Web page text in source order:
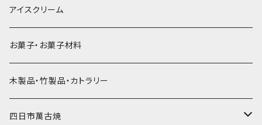
氷アイテム
無添加瓶シロップ
発泡スチロールプリント柄
プラスチック・スプーン
プラスチック・スプーンストロー
コンデンスミルク・練乳・あんこ
かき氷セット
その他かき氷用品
ドライアイス8ｋｇ
ドライアイス10ｋｇ
ドライアイス15ｋｇ
ドライアイス20ｋｇ
タンブラー
かき氷器
パスタ・スパゲッティ
惣菜
アイスクリーム
お菓子・お菓子材料
木製品・竹製品・カトラリー
四日市萬古焼